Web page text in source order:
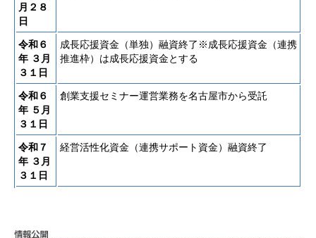
月２８
日
令和６
年 ３月
３１日
成長応援資金（単独）融資終了※成長応援資金（連携
推進枠）は成長応援資金とする
令和６
年 ５月
３１日
創業支援セミナー運営業務を名古屋市から受託
令和７
年 ３月
３１日
経営活性化資金（連携サポート資金）融資終了